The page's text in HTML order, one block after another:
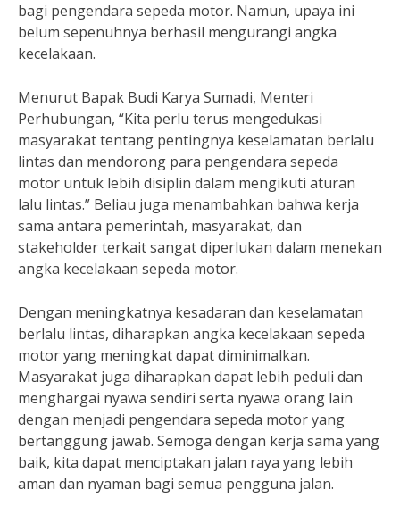
bagi pengendara sepeda motor. Namun, upaya ini
belum sepenuhnya berhasil mengurangi angka
kecelakaan.
Menurut Bapak Budi Karya Sumadi, Menteri
Perhubungan, “Kita perlu terus mengedukasi
masyarakat tentang pentingnya keselamatan berlalu
lintas dan mendorong para pengendara sepeda
motor untuk lebih disiplin dalam mengikuti aturan
lalu lintas.” Beliau juga menambahkan bahwa kerja
sama antara pemerintah, masyarakat, dan
stakeholder terkait sangat diperlukan dalam menekan
angka kecelakaan sepeda motor.
Dengan meningkatnya kesadaran dan keselamatan
berlalu lintas, diharapkan angka kecelakaan sepeda
motor yang meningkat dapat diminimalkan.
Masyarakat juga diharapkan dapat lebih peduli dan
menghargai nyawa sendiri serta nyawa orang lain
dengan menjadi pengendara sepeda motor yang
bertanggung jawab. Semoga dengan kerja sama yang
baik, kita dapat menciptakan jalan raya yang lebih
aman dan nyaman bagi semua pengguna jalan.